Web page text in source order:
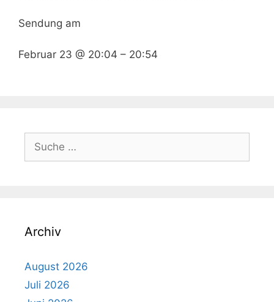
Sendung am
Februar 23 @ 20:04 – 20:54
Suche
nach:
Archiv
August 2026
Juli 2026